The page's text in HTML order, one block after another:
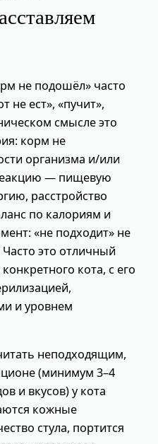
не подошёл» часто
не ест», «пучит»,
смысле это
корм не
организма и/или
— пищевую
расстройство
по калориям и
«не подходит» не
Часто это отличный
кота, с его
и уровнем
неподходящим,
(минимум 3–4
и вкусов) у кота
кожные
стула, портится